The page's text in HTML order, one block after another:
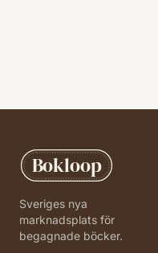
Bokloop
Sveriges nya
marknadsplats för
begagnade böcker.